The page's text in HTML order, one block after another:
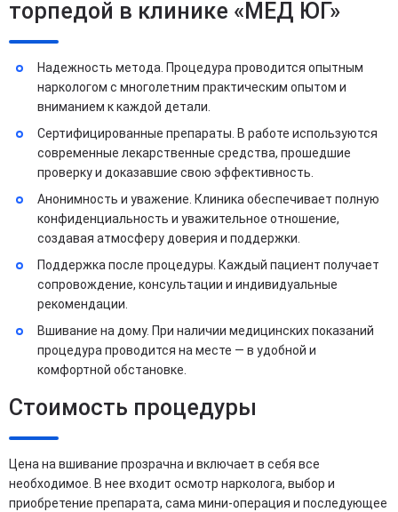
торпедой в клинике «МЕД ЮГ»
Надежность метода. Процедура проводится опытным
наркологом с многолетним практическим опытом и
вниманием к каждой детали.
Сертифицированные препараты. В работе используются
современные лекарственные средства, прошедшие
проверку и доказавшие свою эффективность.
Анонимность и уважение. Клиника обеспечивает полную
конфиденциальность и уважительное отношение,
создавая атмосферу доверия и поддержки.
Поддержка после процедуры. Каждый пациент получает
сопровождение, консультации и индивидуальные
рекомендации.
Вшивание на дому. При наличии медицинских показаний
процедура проводится на месте — в удобной и
комфортной обстановке.
Стоимость процедуры
Цена на вшивание прозрачна и включает в себя все
необходимое. В нее входит осмотр нарколога, выбор и
приобретение препарата, сама мини-операция и последующее